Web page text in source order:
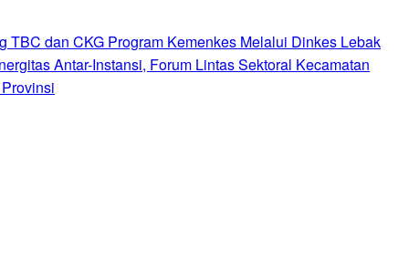
dan CKG Program Kemenkes Melalui Dinkes Lebak
Antar-Instansi, Forum Lintas Sektoral Kecamatan